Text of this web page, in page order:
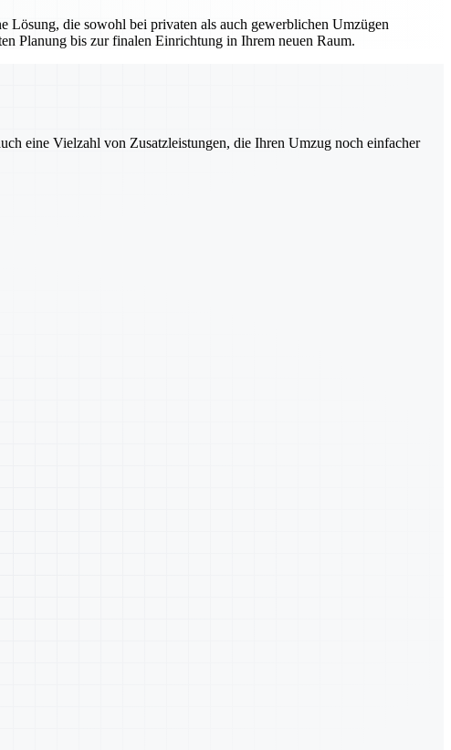
Lösung, die sowohl bei privaten als auch gewerblichen Umzügen
Planung bis zur finalen Einrichtung in Ihrem neuen Raum.
eine Vielzahl von Zusatzleistungen, die Ihren Umzug noch einfacher